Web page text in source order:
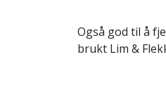
Også god til å
brukt Lim &